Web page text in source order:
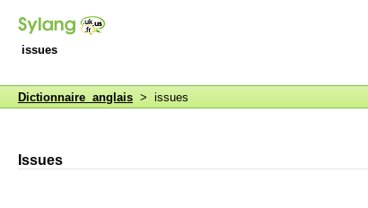
issues
Dictionnaire anglais > issues
Issues